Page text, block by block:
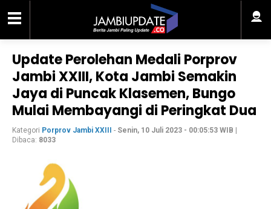
Update Perolehan Medali Porprov
Jambi XXIII, Kota Jambi Semakin
Jaya di Puncak Klasemen, Bungo
Mulai Membayangi di Peringkat Dua
Kategori Porprov Jambi XXIII - Senin, 10 Juli 2023 - 00:05:53 WIB
Dibaca: 8033